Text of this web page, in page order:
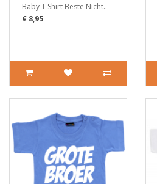
Baby T Shirt Beste Nicht..
€ 8,95